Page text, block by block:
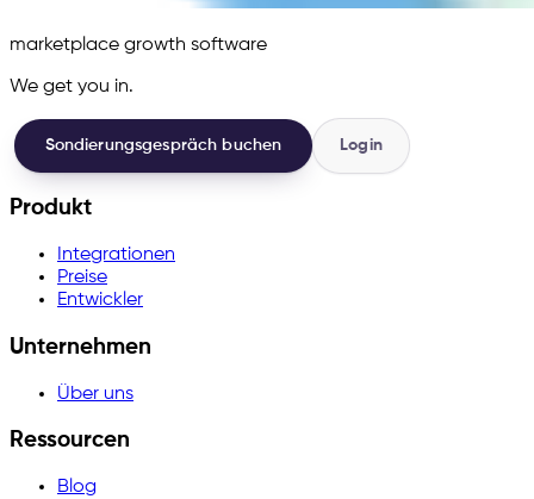
marketplace growth software
We get you in.
Sondierungsgespräch buchen Login
Produkt
Integrationen
Preise
Entwickler
Unternehmen
Über uns
Ressourcen
Blog